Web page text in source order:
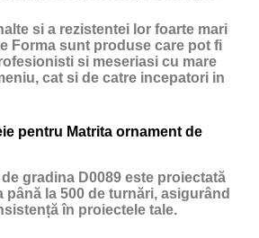
si a rezistentei lor foarte mari
Forma sunt produse care pot fi
si meseriasi cu mare
cat si de catre incepatori in
pentru Matrita ornament de
gradina D0089 este proiectată
până la 500 de turnări, asigurând
în proiectele tale.